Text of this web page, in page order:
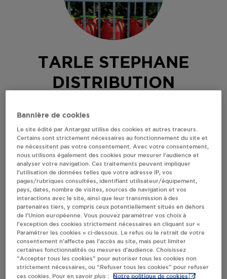
TARLE STEPHANE
DISTRIBUTION
RTE DE GENAC
16170ROUILLAC
Revendeur de bouteilles de gaz
S'Y RENDRE
AFFICHER LE TÉLÉPHONE
RECEVOIR LES COORDONNÉES DU REVENDEUR
En cliquant sur « S’y rendre », j’autorise le traitement
d’informations (dont mon adresse IP) et leur transfert hors UE
par Google Maps afin d’afficher la carte.
En savoir plus
Bannière de cookies
Le site édité par Antargaz utilise des cookies et autres traceurs.
Certains sont strictement nécessaires au fonctionnement du site et
ne nécessitent pas votre consentement. Avec votre consentement,
nous utilisons également des cookies pour mesurer l’audience et
analyser votre navigation. Ces traitements peuvent impliquer
l’utilisation de données telles que votre adresse IP, vos
pages/rubriques consultées, identifiant utilisateur/équipement,
pays, dates, nombre de visites, sources de navigation et vos
interactions avec le site, ainsi que leur transmission à des
partenaires tiers, y compris ceux potentiellement situés en dehors
de l’Union européenne. Vous pouvez paramétrer vos choix à
l’exception des cookies strictement nécessaires en cliquant sur «
Paramétrer les cookies » ci-dessous. Le refus ou le retrait de votre
consentement n’affecte pas l’accès au site, mais peut limiter
certaines fonctionnalités ou mesures d’audience. Choisissez
“Accepter tous les cookies” pour autoriser tous les cookies non
strictement nécessaires, ou “Refuser tous les cookies” pour refuser
ces cookies. Pour en savoir plus :
Notre politique de cookies